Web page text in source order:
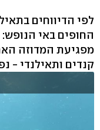
לפי הדיווחים
מפגיעת המדוזה
קנדים ותאילנדי -